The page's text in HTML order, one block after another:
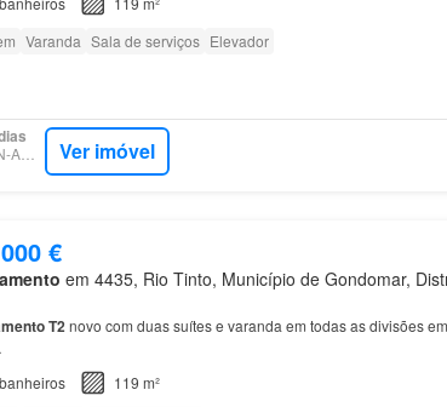
Varanda Sala de serviços Elevador
GREEN-ACRES Ver imóvel
€
em 4435, Rio Tinto, Município de Gondomar,
T2novo com duas suítes e varanda em todas as divisões
banheiros
119 m²